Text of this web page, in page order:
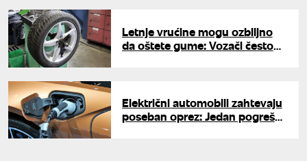
Letnje vrućine mogu ozbiljno
da oštete gume: Vozači često
Električni automobili zahtevaju
poseban oprez: Jedan pogrešan